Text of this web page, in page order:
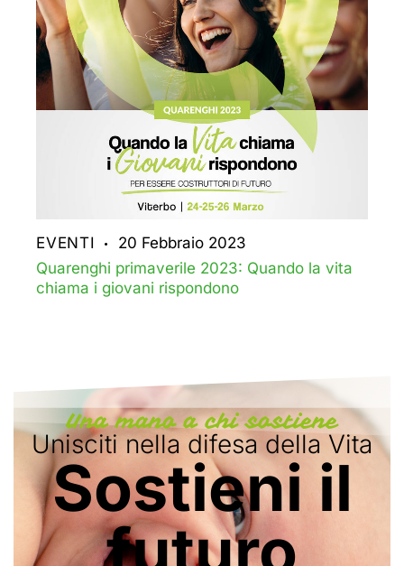
EVENTI
20 Febbraio 2023
Quarenghi primaverile 2023: Quando la vita
chiama i giovani rispondono
Una mano a chi sostiene
Unisciti nella difesa della Vita
Sostieni il